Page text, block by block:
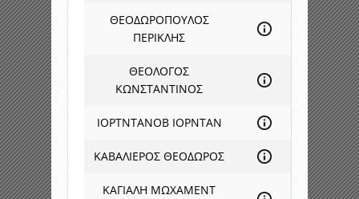
ΘΕΟΔΩΡΟΠΟΥΛΟΣ
ΠΕΡΙΚΛΗΣ
ΘΕΟΛΟΓΟΣ
ΚΩΝΣΤΑΝΤΙΝΟΣ
ΙΟΡΤΝΤΑΝΟΒ ΙΟΡΝΤΑΝ
ΚΑΒΑΛΙΕΡΟΣ ΘΕΟΔΩΡΟΣ
ΚΑΓΙΑΛΗ ΜΩΧΑΜΕΝΤ